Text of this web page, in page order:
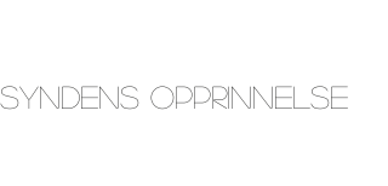
Syndens opprinnelse